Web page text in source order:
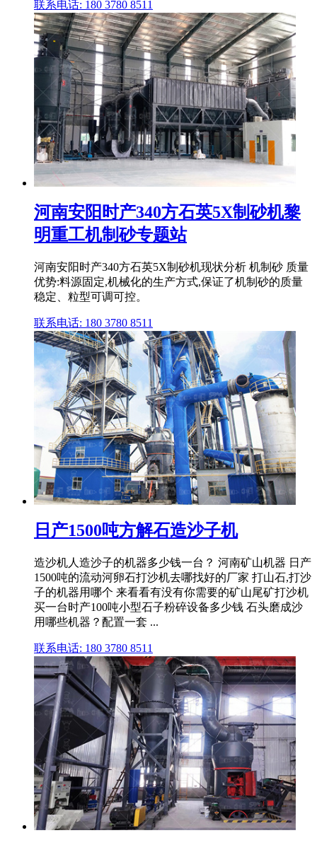
联系电话: 180 3780 8511
河南安阳时产340方石英5X制砂机黎
明重工机制砂专题站
河南安阳时产340方石英5X制砂机现状分析 机制砂 质量
优势:料源固定,机械化的生产方式,保证了机制砂的质量
稳定、粒型可调可控。
联系电话: 180 3780 8511
日产1500吨方解石造沙子机
造沙机人造沙子的机器多少钱一台？ 河南矿山机器 日产
1500吨的流动河卵石打沙机去哪找好的厂家 打山石,打沙
子的机器用哪个 来看看有没有你需要的矿山尾矿打沙机
买一台时产100吨小型石子粉碎设备多少钱 石头磨成沙
用哪些机器？配置一套 ...
联系电话: 180 3780 8511